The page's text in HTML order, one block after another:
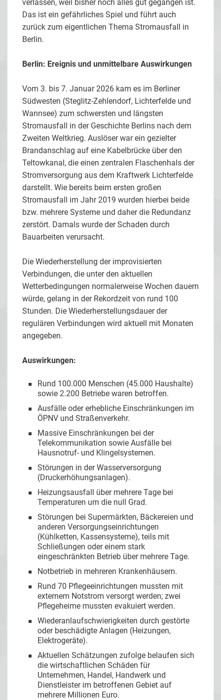
verlassen, weil bisher noch alles gut gegangen ist.
Das ist ein gefährliches Spiel und führt auch
zurück zum eigentlichen Thema Stromausfall in
Berlin.
Berlin: Ereignis und unmittelbare Auswirkungen
Vom 3. bis 7. Januar 2026 kam es im Berliner
Südwesten (Steglitz-Zehlendorf, Lichterfelde und
Wannsee) zum schwersten und längsten
Stromausfall in der Geschichte Berlins nach dem
Zweiten Weltkrieg. Auslöser war ein gezielter
Brandanschlag auf eine Kabelbrücke über den
Teltowkanal, die einen zentralen Flaschenhals der
Stromversorgung aus dem Kraftwerk Lichterfelde
darstellt. Wie bereits beim ersten großen
Stromausfall im Jahr 2019 wurden hierbei beide
bzw. mehrere Systeme und daher die Redundanz
zerstört. Damals wurde der Schaden durch
Bauarbeiten verursacht.
Die Wiederherstellung der improvisierten
Verbindungen, die unter den aktuellen
Wetterbedingungen normalerweise Wochen dauern
würde, gelang in der Rekordzeit von rund 100
Stunden. Die Wiederherstellungsdauer der
regulären Verbindungen wird aktuell mit Monaten
angegeben.
Auswirkungen:
Rund 100.000 Menschen (45.000 Haushalte)
sowie 2.200 Betriebe waren betroffen.
Ausfälle oder erhebliche Einschränkungen im
ÖPNV und Straßenverkehr.
Massive Einschränkungen bei der
Telekommunikation sowie Ausfälle bei
Hausnotruf- und Klingelsystemen.
Störungen in der Wasserversorgung
(Druckerhöhungsanlagen).
Heizungsausfall über mehrere Tage bei
Temperaturen um die null Grad.
Störungen bei Supermärkten, Bäckereien und
anderen Versorgungseinrichtungen
(Kühlketten, Kassensysteme), teils mit
Schließungen oder einem stark
eingeschränkten Betrieb über mehrere Tage.
Notbetrieb in mehreren Krankenhäusern.
Rund 70 Pflegeeinrichtungen mussten mit
externem Notstrom versorgt werden; zwei
Pflegeheime mussten evakuiert werden.
Wiederanlaufschwierigkeiten durch gestörte
oder beschädigte Anlagen (Heizungen,
Elektrogeräte).
Aktuellen Schätzungen zufolge belaufen sich
die wirtschaftlichen Schäden für
Unternehmen, Handel, Handwerk und
Dienstleister im betroffenen Gebiet auf
mehrere Millionen Euro.